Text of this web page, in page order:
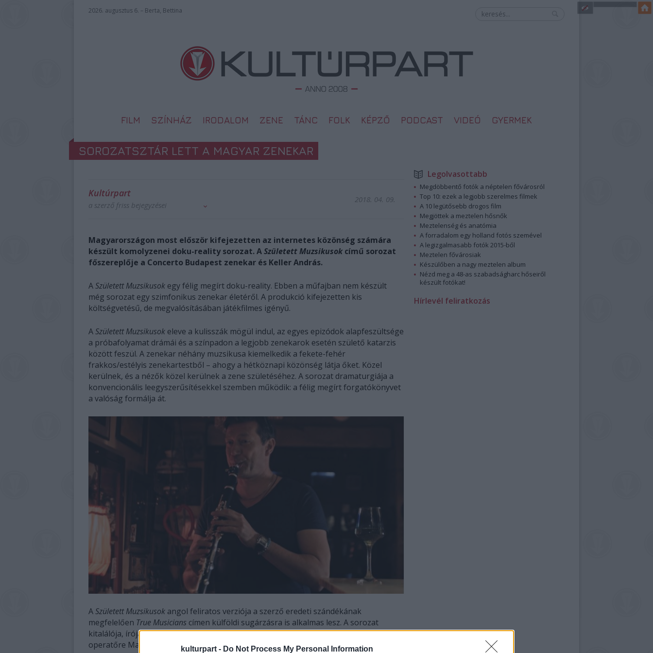
kulturpart - Do Not Process My Personal Information
2026. augusztus 6. – Berta, Bettina
FILM SZÍNHÁZ IRODALOM ZENE TÁNC FOLK KÉPZŐ PODCAST VIDEÓ GYERMEK
SOROZATSZTÁR LETT A MAGYAR ZENEKAR
Kultúrpart
a szerző friss bejegyzései
2018. 04. 09.
Magyarországon most először kifejezetten az internetes közönség számára
készült komolyzenei doku-reality sorozat. ASzületett Muzsikusokcímű sorozat
főszereplője a Concerto Budapest zenekar és Keller András.
ASzületett Muzsikusok egy félig megírt doku-reality. Ebben a műfajban nem készült
még sorozat egy szimfonikus zenekar életéről. A produkció kifejezetten kis
költségvetésű, de megvalósításában játékfilmes igényű.
ASzületett Muzsikusok eleve a kulisszák mögül indul, az egyes epizódok alapfeszültsége
a próbafolyamat drámái és a színpadon a legjobb zenekarok esetén születő katarzis
között feszül. A zenekar néhány muzsikusa kiemelkedik a fekete-fehér
frakkos/estélyis zenekartestből – ahogy a hétköznapi közönség látja őket. Közel
kerülnek, és a nézők közel kerülnek a zene születéséhez. A sorozat dramaturgiája a
konvencionális leegyszerűsítésekkel szemben működik: a félig megírt forgatókönyvet
a valóság formálja át.
ASzületett Muzsikusok angol feliratos verziója a szerző eredeti szándékának
megfelelően True Musicians címen külföldi sugárzásra is alkalmas lesz. A sorozat
kitalálója, írója, kreatív producere Szabó Stein Imre, rendezője Géczy Dávid, vezető
operatőre Mayer Zoltán.
Legolvasottabb
Megdöbbentő fotók a néptelen fővárosról
Top 10: ezek a legjobb szerelmes filmek
A 10 legütősebb drogos film
Megjöttek a meztelen hősnők
Meztelenség és anatómia
A forradalom egy holland fotós szemével
A legizgalmasabb fotók 2015-ből
Meztelen fővárosiak
Készülőben a nagy meztelen album
Nézd meg a 48-as szabadságharc hőseiről
készült fotókat!
Hírlevél feliratkozás